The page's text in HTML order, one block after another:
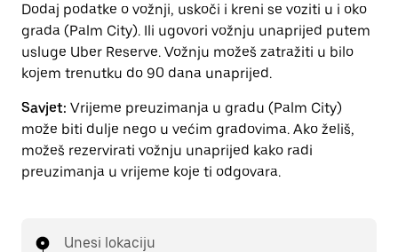
Dodaj podatke o vožnji, uskoči i kreni se voziti u i oko
grada (Palm City). Ili ugovori vožnju unaprijed putem
usluge Uber Reserve. Vožnju možeš zatražiti u bilo
kojem trenutku do 90 dana unaprijed.
Savjet: Vrijeme preuzimanja u gradu (Palm City)
može biti dulje nego u većim gradovima. Ako želiš,
možeš rezervirati vožnju unaprijed kako radi
preuzimanja u vrijeme koje ti odgovara.
Unesi lokaciju